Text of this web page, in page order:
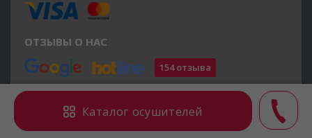
ОТЗЫВЫ О НАС
154 отзыва
©2014 - 2026 osushiteli.ua
Все права защищены.Каталог осушителей